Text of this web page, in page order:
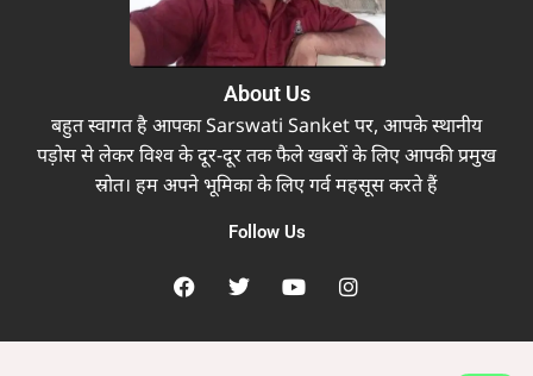
About Us
बहुत स्वागत है आपका Sarswati Sanket पर, आपके स्थानीय
पड़ोस से लेकर विश्व के दूर-दूर तक फैले खबरों के लिए आपकी प्रमुख
स्रोत। हम अपने भूमिका के लिए गर्व महसूस करते हैं
Follow Us